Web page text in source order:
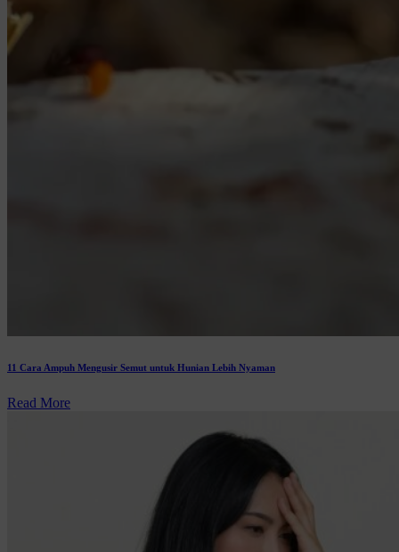
11 Cara Ampuh Mengusir Semut untuk Hunian Lebih Nyaman
Read More